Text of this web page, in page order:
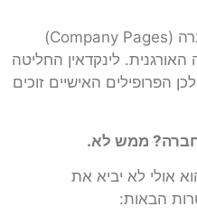
בואו נדייק נקודה כואבת: דפי חברה (Company Pages)
לינקדאין החליטה
הפרופילים האישיים זוכים
חברה? ממש לא.
אולי לא יביא את
הבאות: